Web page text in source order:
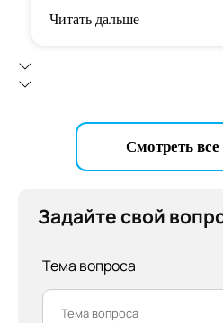
Читать дальше
Смотреть
Задайте свой
Тема вопроса